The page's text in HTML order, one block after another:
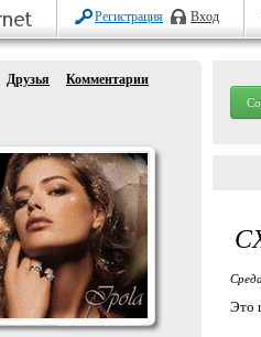
Регистрация Вход
Друзья
Комментарии
Это